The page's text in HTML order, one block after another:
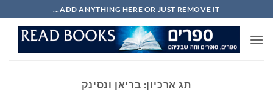
to
content
ADD ANYTHING HERE OR JUST REMOVE IT...
תג ארכיון: בריאן ונסינק